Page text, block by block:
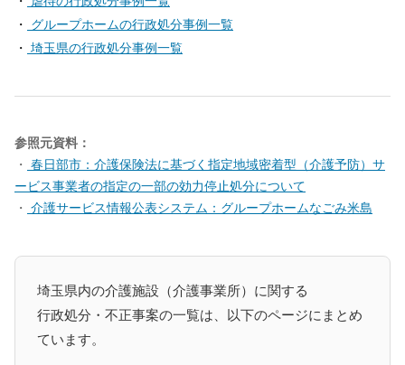
・
グループホームの行政処分事例一覧
・ 埼玉県の行政処分事例一覧
参照元資料：
・
春日部市：介護保険法に基づく指定地域密着型（介護予防）サ
ービス事業者の指定の一部の効力停止処分について
・
介護サービス情報公表システム：グループホームなごみ米島
埼玉県内の介護施設（介護事業所）に関する
行政処分・不正事案の一覧は、以下のページにまとめ
ています。